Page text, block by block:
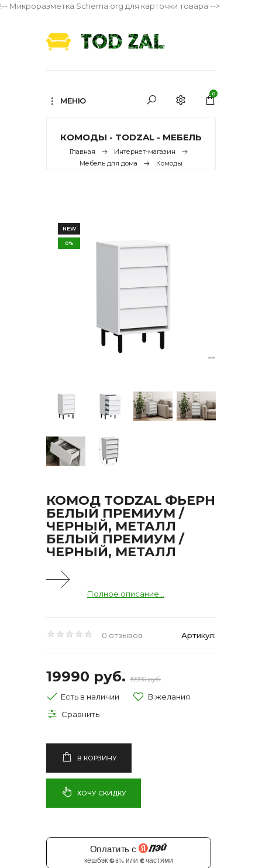
!-- Микроразметка Schema.org для карточки товара -->
МЕНЮ
0
КОМОДЫ - TODZAL - МЕБЕЛЬ
Главная
Интернет-магазин
Мебель для дома
Комоды
NEW
0%
КОМОД TODZAL ФЬЕРН
БЕЛЫЙ ПРЕМИУМ /
ЧЕРНЫЙ, МЕТАЛЛ
БЕЛЫЙ ПРЕМИУМ /
ЧЕРНЫЙ, МЕТАЛЛ
Полное описание...
0 отзывов Артикул:
19990 руб. 19990 руб.
Есть в наличии
В КОРЗИНУ
ХОЧУ СКИДКУ